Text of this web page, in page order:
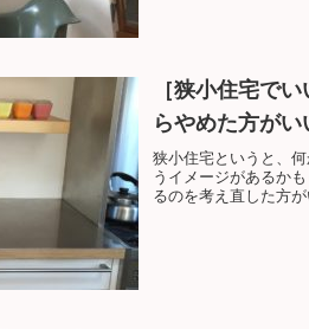
［狭小住宅で
らやめた方がい
狭小住宅というと、
うイメージがあるか
るのを考え直した方が